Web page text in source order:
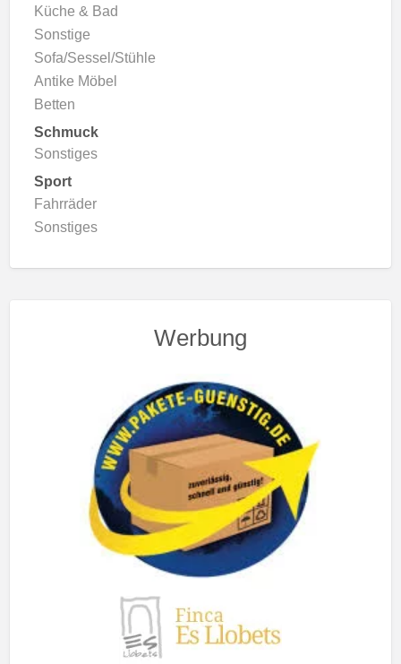
Küche & Bad
Sonstige
Sofa/Sessel/Stühle
Antike Möbel
Betten
Schmuck
Sonstiges
Sport
Fahrräder
Sonstiges
Werbung